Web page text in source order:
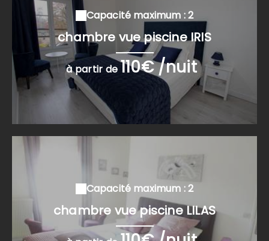
Capacité maximum : 2
chambre vue piscine IRIS
à partir de 110€ /nuit
Capacité maximum : 2
chambre vue piscine LILAS